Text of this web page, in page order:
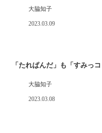
大脇知子
2023.03.09
「たれぱんだ」も「すみっ
大脇知子
2023.03.08